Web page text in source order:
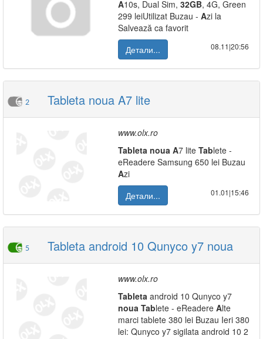
A10s, Dual Sim, 32GB, 4G, Green
299 leiUtilizat Buzau - Azi la
Salvează ca favorit
Детали...
08.11|20:56
2 Tableta noua A7 lite
www.olx.ro
Tableta noua A7 lite Tablete -
eReadere Samsung 650 lei Buzau
Azi
Детали...
01.01|15:46
5 Tableta android 10 Qunyco y7 noua
www.olx.ro
Tableta android 10 Qunyco y7
noua Tablete - eReadere Alte
marci tablete 380 lei Buzau Ieri 380
lei: Qunyco y7 sigilata android 10 2